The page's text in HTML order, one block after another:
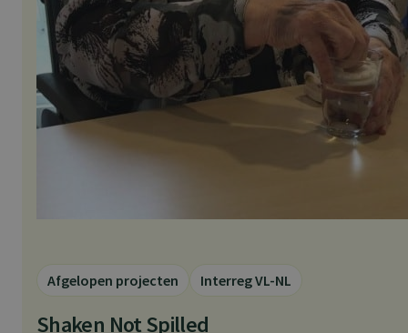
Afgelopen projecten Interreg VL-NL
Shaken Not Spilled